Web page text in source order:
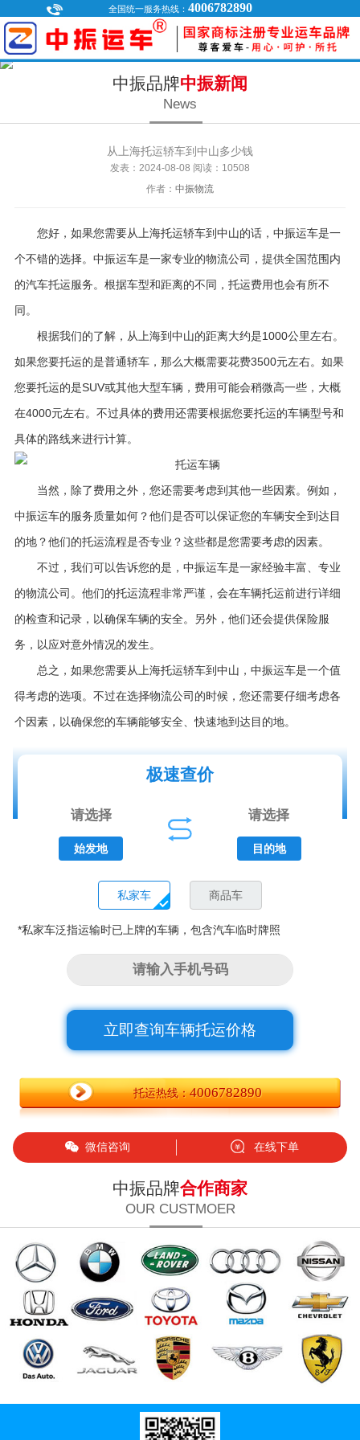
全国统一服务热线： 4006782890
中振品牌中振新闻
News
从上海托运轿车到中山多少钱
发表：2024-08-08 阅读：10508
作者： 中振物流
您好，如果您需要从上海托运轿车到中山的话，中振运车是一
个不错的选择。中振运车是一家专业的物流公司，提供全国范围内
的汽车托运服务。根据车型和距离的不同，托运费用也会有所不
同。
根据我们的了解，从上海到中山的距离大约是1000公里左右。
如果您要托运的是普通轿车，那么大概需要花费3500元左右。如果
您要托运的是SUV或其他大型车辆，费用可能会稍微高一些，大概
在4000元左右。不过具体的费用还需要根据您要托运的车辆型号和
具体的路线来进行计算。
当然，除了费用之外，您还需要考虑到其他一些因素。例如，
中振运车的服务质量如何？他们是否可以保证您的车辆安全到达目
的地？他们的托运流程是否专业？这些都是您需要考虑的因素。
不过，我们可以告诉您的是，中振运车是一家经验丰富、专业
的物流公司。他们的托运流程非常严谨，会在车辆托运前进行详细
的检查和记录，以确保车辆的安全。另外，他们还会提供保险服
务，以应对意外情况的发生。
总之，如果您需要从上海托运轿车到中山，中振运车是一个值
得考虑的选项。不过在选择物流公司的时候，您还需要仔细考虑各
个因素，以确保您的车辆能够安全、快速地到达目的地。
极速查价
始发地 目的地
私家车 商品车
*私家车泛指运输时已上牌的车辆，包含汽车临时牌照
立即查询车辆托运价格
托运热线：4006782890
微信咨询 在线下单
中振品牌合作商家
OUR CUSTMOER